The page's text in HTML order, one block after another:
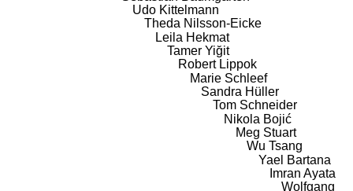
Udo Kittelmann
Theda Nilsson-Eicke
Leila Hekmat
Tamer Yiğit
Robert Lippok
Marie Schleef
Sandra Hüller
Tom Schneider
Nikola Bojić
Meg Stuart
Wu Tsang
Yael Bartana
Imran Ayata
Wolfgang